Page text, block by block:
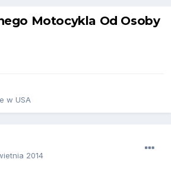
Motocykla Od Osoby
w USA
2014